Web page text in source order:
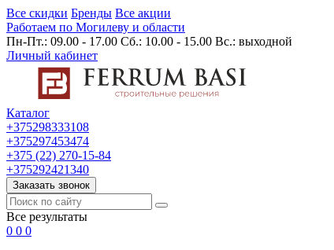
Все скидки Бренды Все акции
Работаем по Могилеву и области
Пн-Пт.: 09.00 - 17.00 Сб.: 10.00 - 15.00 Вс.: выходной
Личный кабинет
Каталог
+375298333108
+375297453474
+375 (22) 270-15-84
+375292421340
Заказать звонок
Все результаты
0 0 0